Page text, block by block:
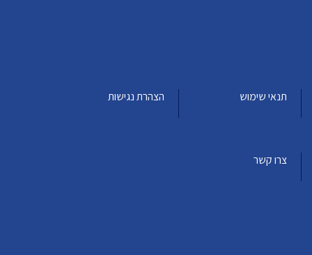
תנאי שימוש הצהרת נגישות
צרו קשר